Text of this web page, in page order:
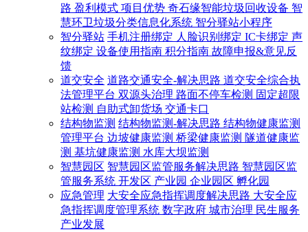
路 盈利模式 项目优势 奇石缘智能垃圾回收设备 智
慧环卫垃圾分类信息化系统 智分驿站小程序
智分驿站 手机注册绑定 人脸识别绑定 IC卡绑定 声
纹绑定 设备使用指南 积分指南 故障申报&意见反
馈
道交安全 道路交通安全-解决思路 道交安全综合执
法管理平台 双源头治理 路面不停车检测 固定超限
站检测 自助式卸货场 交通卡口
结构物监测 结构物监测-解决思路 结构物健康监测
管理平台 边坡健康监测 桥梁健康监测 隧道健康监
测 基坑健康监测 水库大坝监测
智慧园区 智慧园区监管服务解决思路 智慧园区监
管服务系统 开发区 产业园 企业园区 孵化园
应急管理 大安全应急指挥调度解决思路 大安全应
急指挥调度管理系统 数字政府 城市治理 民生服务
产业发展